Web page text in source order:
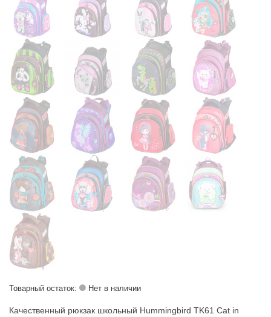
Товарный остаток: Нет в наличии
Качественный рюкзак школьный Hummingbird TK61 Cat in